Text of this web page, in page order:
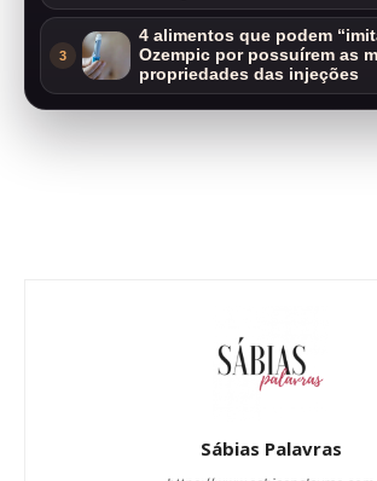
3
4 alimentos que podem
Ozempic por possuírem as
propriedades das injeções
Sábias Palavras